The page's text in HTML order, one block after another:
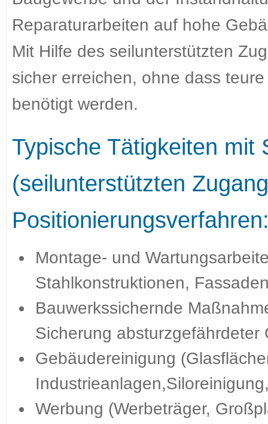
Reparaturarbeiten auf hohe
Mit Hilfe des seilunterstützten
sicher erreichen, ohne dass
benötigt werden.
Typische Tätigkeiten mit
(seilunterstützten
Montage- und
Stahlkonstruktionen,
Bauwerkssichernde
Sicherung
Gebäudereinigung
Werbung (Werbeträger,